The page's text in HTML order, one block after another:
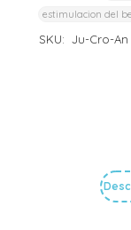
estimulacion del
SKU: Ju-Cro-An